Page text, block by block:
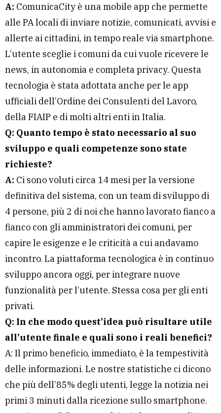
A: ComunicaCity è una mobile app che permette
alle PA locali di inviare notizie, comunicati, avvisi e
allerte ai cittadini, in tempo reale via smartphone.
L’utente sceglie i comuni da cui vuole ricevere le
news, in autonomia e completa privacy. Questa
tecnologia è stata adottata anche per le app
ufficiali dell’Ordine dei Consulenti del Lavoro,
della FIAIP e di molti altri enti in Italia.
Q: Quanto tempo è stato necessario al suo
sviluppo e quali competenze sono state
richieste?
A: Ci sono voluti circa 14 mesi per la versione
definitiva del sistema, con un team di sviluppo di
4 persone, più 2 di noi che hanno lavorato fianco a
fianco con gli amministratori dei comuni, per
capire le esigenze e le criticità a cui andavamo
incontro. La piattaforma tecnologica è in continuo
sviluppo ancora oggi, per integrare nuove
funzionalità per l’utente. Stessa cosa per gli enti
privati.
Q: In che modo quest’idea può risultare utile
all’utente finale e quali sono i reali benefici?
A: Il primo beneficio, immediato, è la tempestività
delle informazioni. Le nostre statistiche ci dicono
che più dell’85% degli utenti, legge la notizia nei
primi 3 minuti dalla ricezione sullo smartphone.